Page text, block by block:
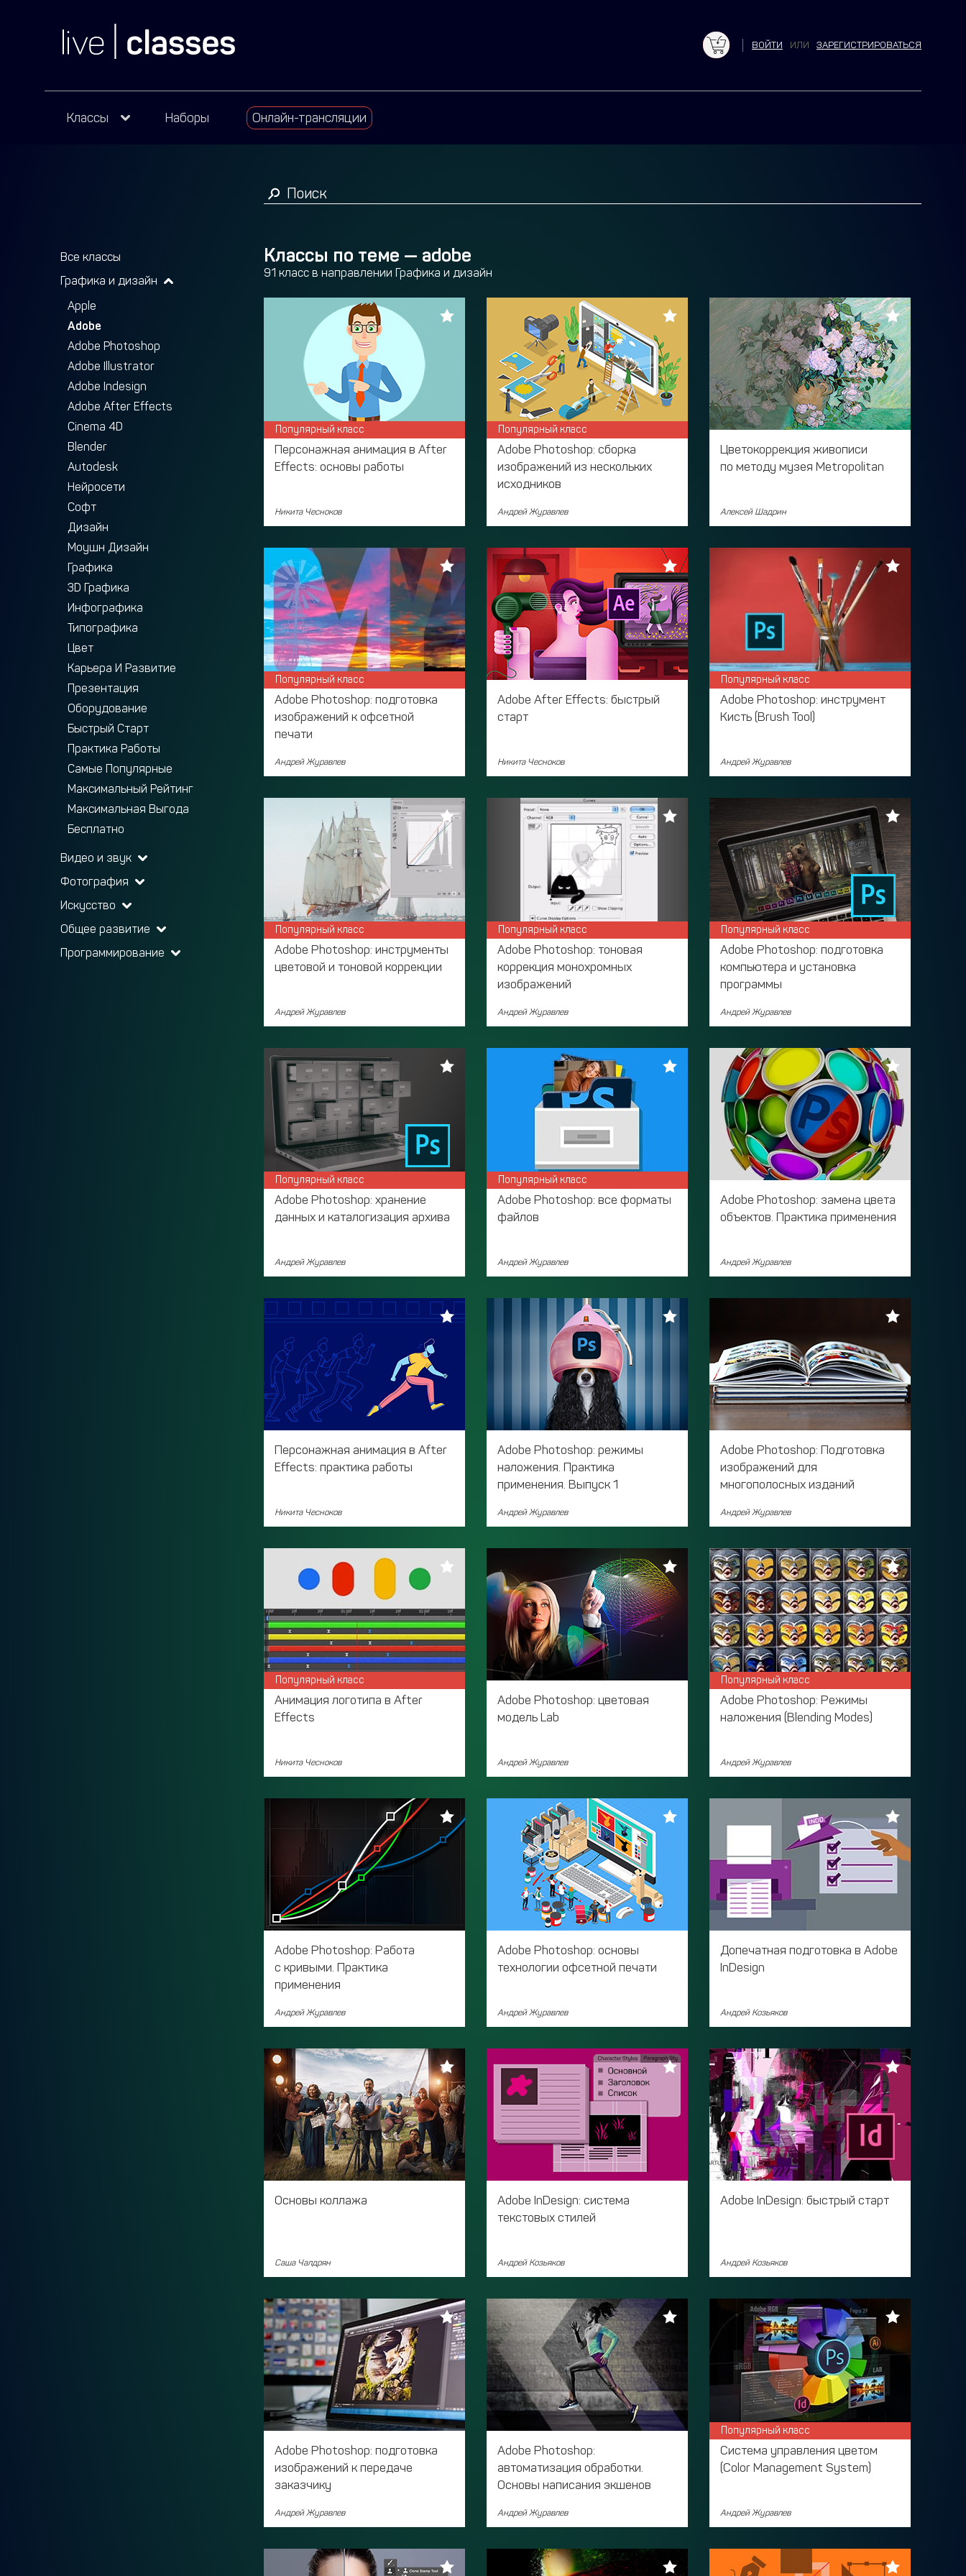
ВОЙТИ ИЛИ ЗАРЕГИСТРИРОВАТЬСЯ
Классы Наборы Онлайн-трансляции
Все классы
Графика и дизайн
Apple
Adobe
Adobe Photoshop
Adobe Illustrator
Adobe Indesign
Adobe After Effects
Cinema 4D
Blender
Autodesk
Нейросети
Софт
Дизайн
Моушн Дизайн
Графика
3D Графика
Инфографика
Типографика
Цвет
Карьера И Развитие
Презентация
Оборудование
Быстрый Старт
Практика Работы
Самые Популярные
Максимальный Рейтинг
Максимальная Выгода
Бесплатно
Видео и звук
Фотография
Искусство
Общее развитие
Программирование
Классы по теме — adobe
91 класс в направлении Графика и дизайн
Персонажная анимация в After
Effects: основы работы
Никита Чесноков
Популярный класс
Adobe Photoshop: сборка
изображений из нескольких
исходников
Андрей Журавлев
Популярный класс
Цветокоррекция живописи
по методу музея Metropolitan
Алексей Шадрин
Adobe Photoshop: подготовка
изображений к офсетной
печати
Андрей Журавлев
Популярный класс
Adobe After Effects: быстрый
старт
Никита Чесноков
Adobe Photoshop: инструмент
Кисть (Brush Tool)
Андрей Журавлев
Популярный класс
Adobe Photoshop: инструменты
цветовой и тоновой коррекции
Андрей Журавлев
Популярный класс
Adobe Photoshop: тоновая
коррекция монохромных
изображений
Андрей Журавлев
Популярный класс
Adobe Photoshop: подготовка
компьютера и установка
программы
Андрей Журавлев
Популярный класс
Adobe Photoshop: хранение
данных и каталогизация архива
Андрей Журавлев
Популярный класс
Adobe Photoshop: все форматы
файлов
Андрей Журавлев
Популярный класс
Adobe Photoshop: замена цвета
объектов. Практика применения
Андрей Журавлев
Персонажная анимация в After
Effects: практика работы
Никита Чесноков
Adobe Photoshop: режимы
наложения. Практика
применения. Выпуск 1
Андрей Журавлев
Adobe Photoshop: Подготовка
изображений для
многополосных изданий
Андрей Журавлев
Анимация логотипа в After
Effects
Никита Чесноков
Популярный класс
Adobe Photoshop: цветовая
модель Lab
Андрей Журавлев
Adobe Photoshop: Режимы
наложения (Blending Modes)
Андрей Журавлев
Популярный класс
Adobe Photoshop: Работа
с кривыми. Практика
применения
Андрей Журавлев
Adobe Photoshop: основы
технологии офсетной печати
Андрей Журавлев
Допечатная подготовка в Adobe
InDesign
Андрей Козьяков
Основы коллажа
Саша Чалдрян
Adobe InDesign: система
текстовых стилей
Андрей Козьяков
Adobe InDesign: быстрый старт
Андрей Козьяков
Adobe Photoshop: подготовка
изображений к передаче
заказчику
Андрей Журавлев
Adobe Photoshop:
автоматизация обработки.
Основы написания экшенов
Андрей Журавлев
Система управления цветом
(Color Management System)
Андрей Журавлев
Популярный класс